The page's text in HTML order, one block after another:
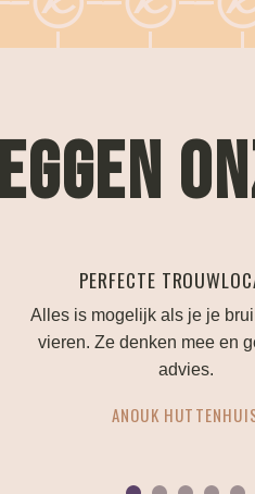
ATIJD EEN FIJNE
Bij Kothman is altijd een fijne
gemoedelijk, gezellig en
gek op de muziek en de